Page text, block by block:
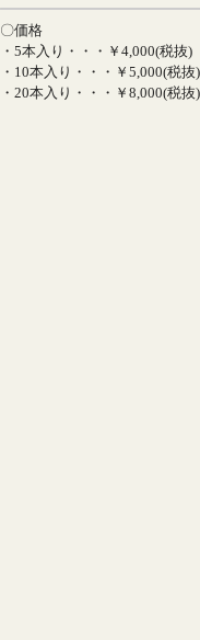
〇価格
・5本入り・・・￥4,000(税抜)
・10本入り・・・￥5,000(税抜)
・20本入り・・・￥8,000(税抜)